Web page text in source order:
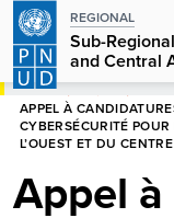
Aller
contenu
principal
REGIONAL
Sub-
and Central
HOME
APPEL À
CYBERSÉCURITÉ
L’OUEST ET DU CENTRE
Appel